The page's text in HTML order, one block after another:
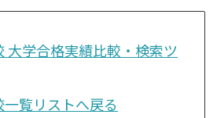
大学合格実績比較・検索ツ
覧リストへ戻る